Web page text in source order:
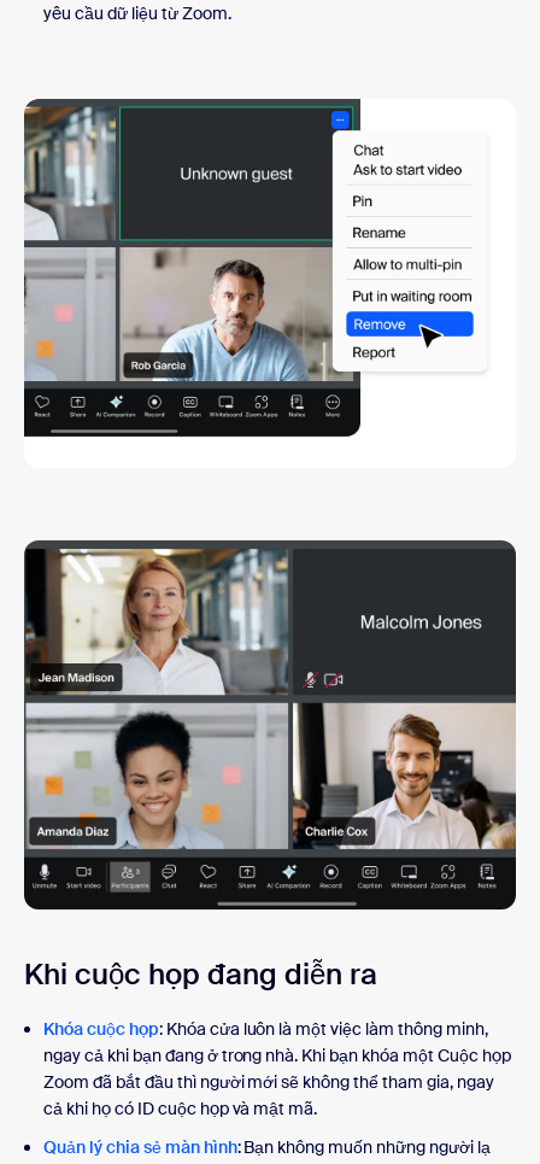
yêu cầu dữ liệu từ Zoom.
Khi cuộc họp đang diễn ra
Khóa cuộc họp: Khóa cửa luôn là một việc làm thông minh,
ngay cả khi bạn đang ở trong nhà. Khi bạn khóa một Cuộc họp
Zoom đã bắt đầu thì người mới sẽ không thể tham gia, ngay
cả khi họ có ID cuộc họp và mật mã.
Quản lý chia sẻ màn hình: Bạn không muốn những người lạ